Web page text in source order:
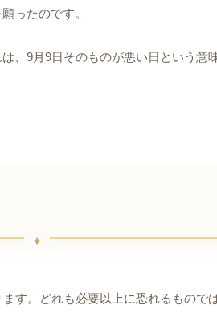
ったのです。
、9月9日そのものが悪い日という意
す。どれも必要以上に恐れるもの